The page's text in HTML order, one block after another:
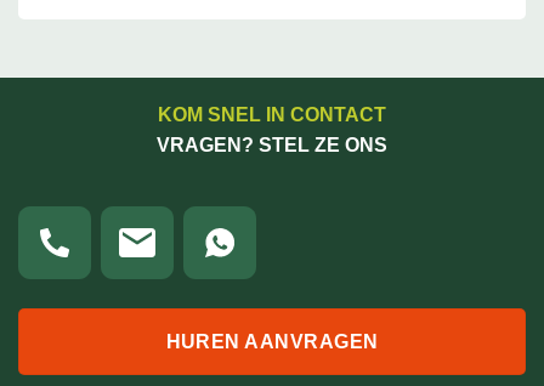
KOM SNEL IN CONTACT
VRAGEN? STEL ZE ONS
HUREN AANVRAGEN